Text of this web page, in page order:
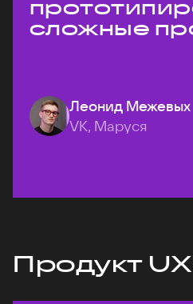
сложные
Леонид Межевых
VK, Маруся
Продукт